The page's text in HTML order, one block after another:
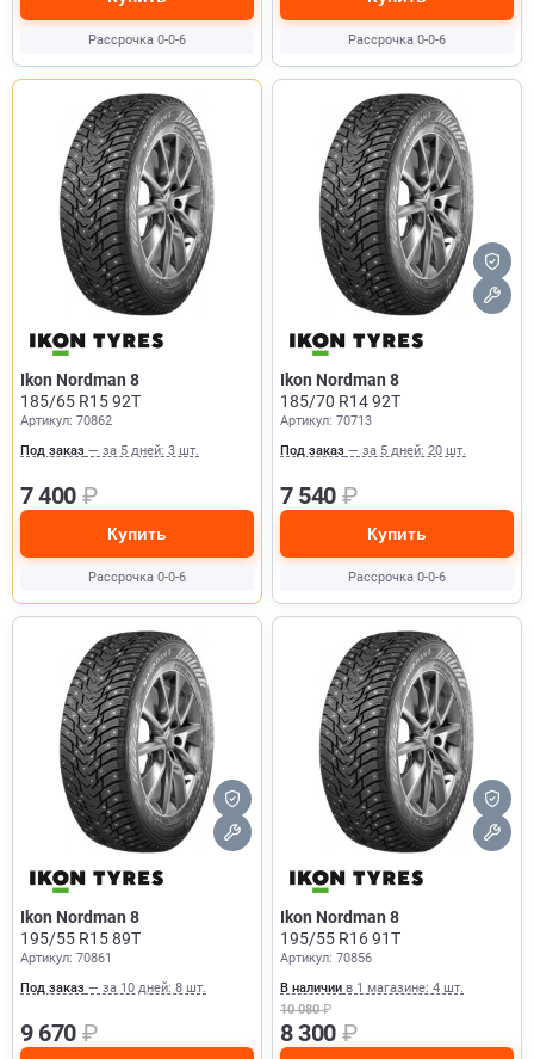
Рассрочка 0-0-6 Рассрочка 0-0-6
Ikon Nordman 8
185/65 R15 92T
Артикул: 70862
Под заказ — за 5 дней: 3 шт.
7 400 ₽
Купить
Рассрочка 0-0-6
Ikon Nordman 8
185/70 R14 92T
Артикул: 70713
Под заказ — за 5 дней: 20 шт.
7 540 ₽
Купить
Рассрочка 0-0-6
Ikon Nordman 8
195/55 R15 89T
Артикул: 70861
Под заказ — за 10 дней: 8 шт.
9 670 ₽
Ikon Nordman 8
195/55 R16 91T
Артикул: 70856
В наличии в 1 магазине: 4 шт.
10 080₽
8 300 ₽